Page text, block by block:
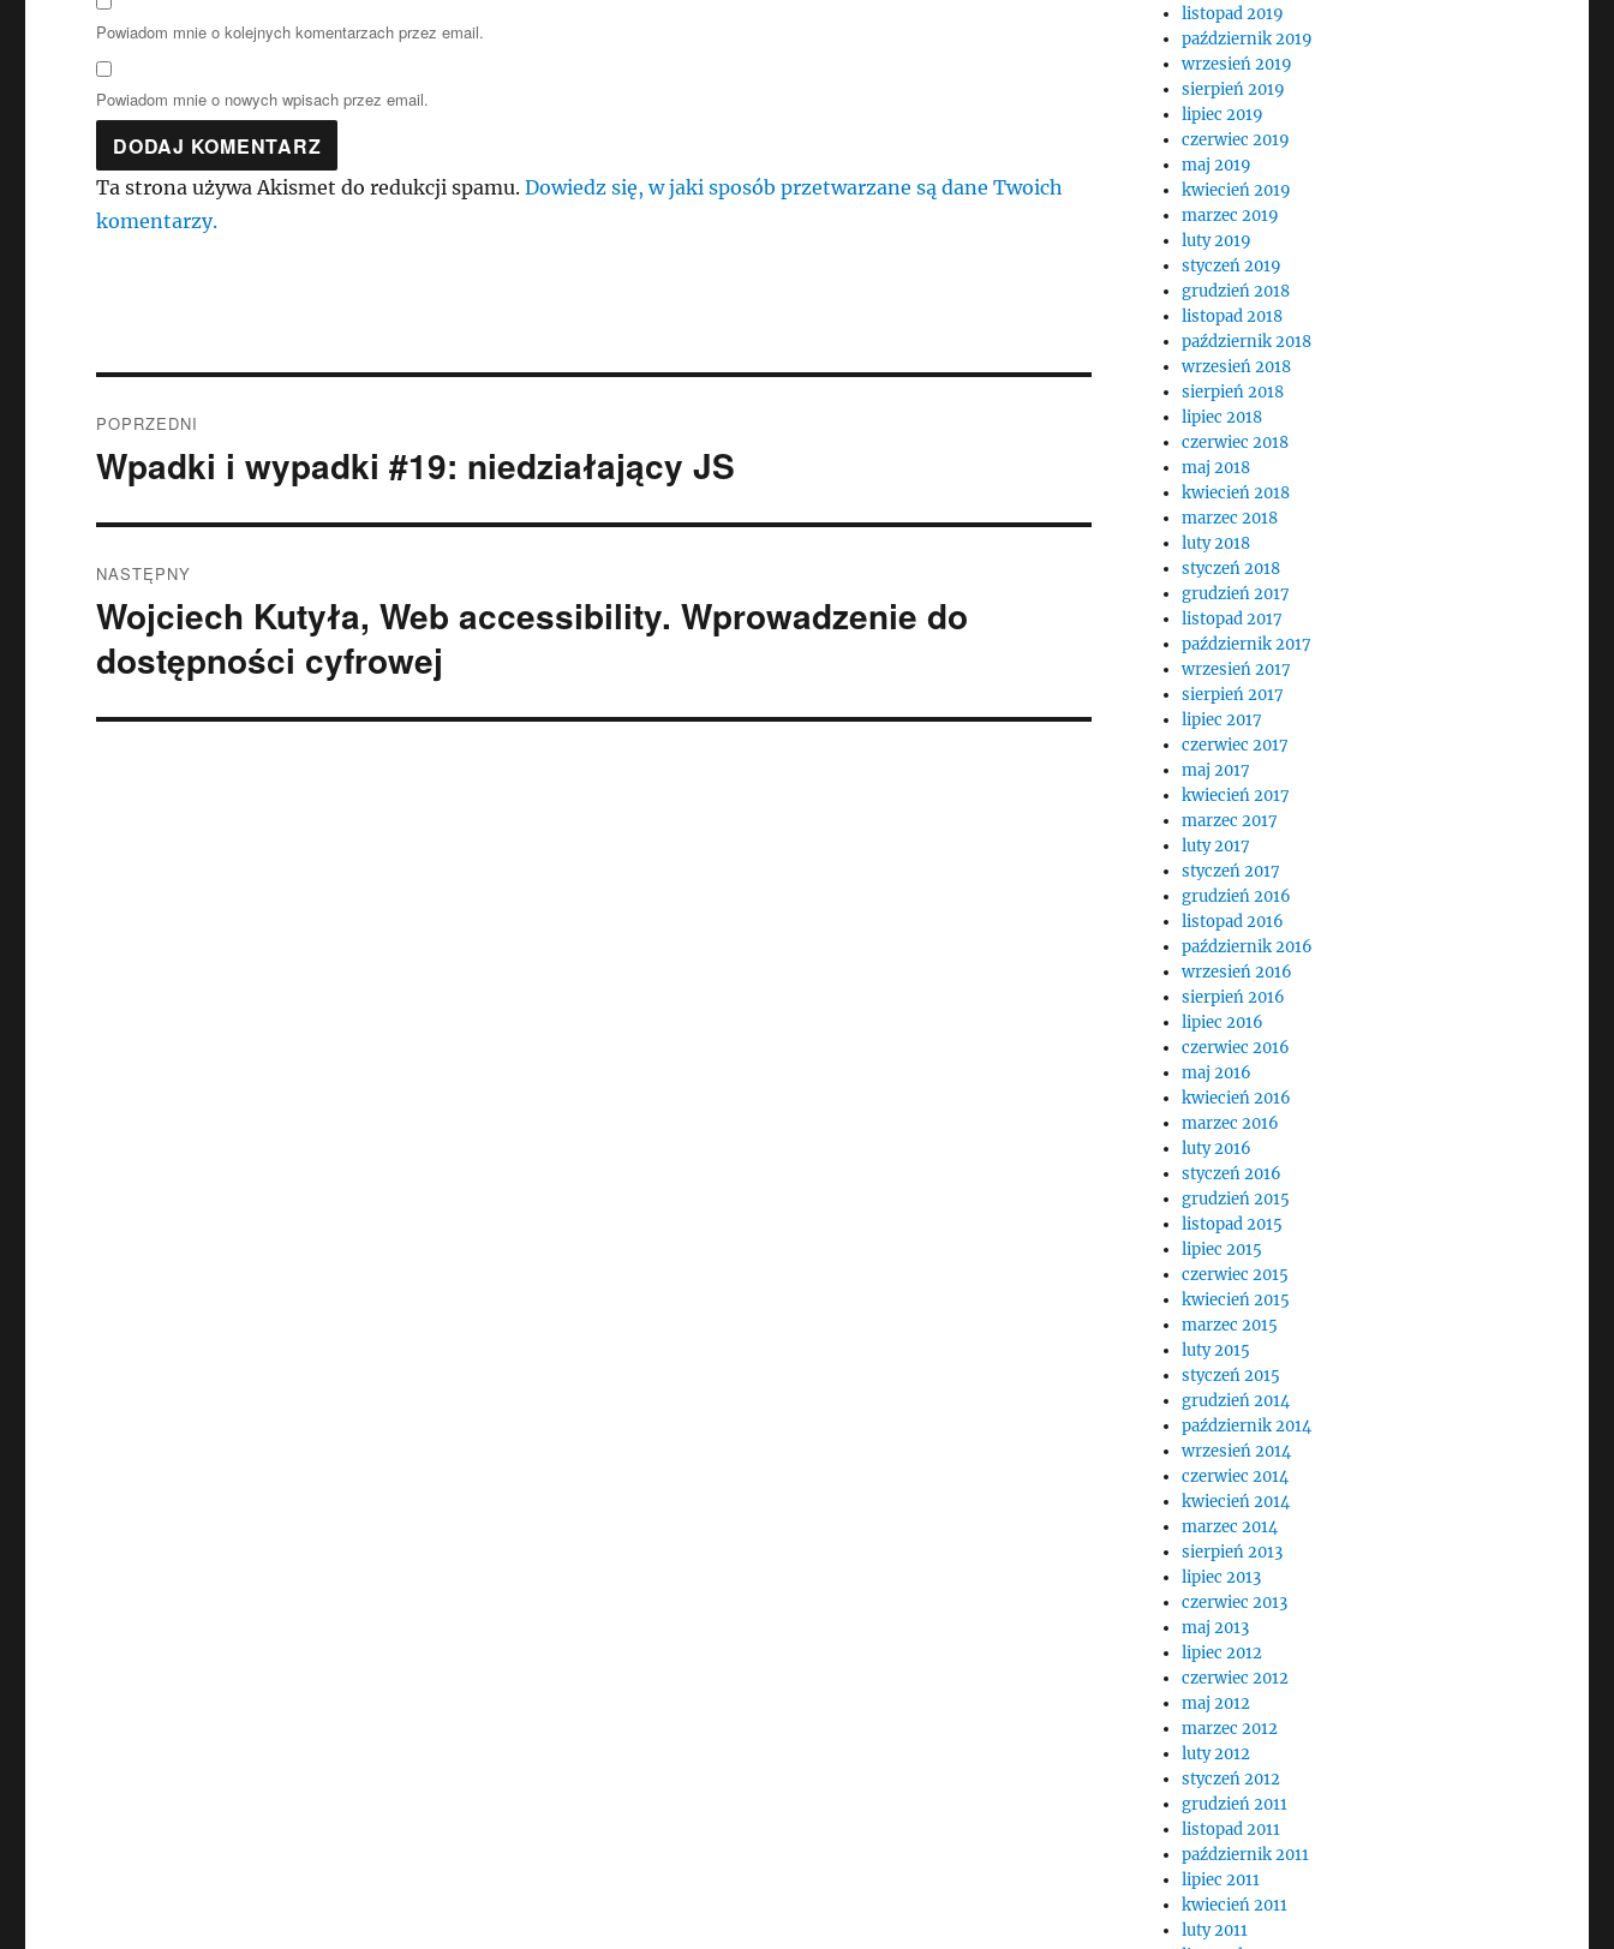
Powiadom mnie o kolejnych komentarzach przez email.
Powiadom mnie o nowych wpisach przez email.
Ta strona używa Akismet do redukcji spamu.Dowiedz się, w jaki sposób przetwarzane są dane Twoich
komentarzy.
wpisu
POPRZEDNI
Poprzedni
wpis:
Wpadki i wypadki #19: niedziałający JS
NASTĘPNY
Następny
wpis:
Wojciech Kutyła, Web accessibility. Wprowadzenie do
dostępności cyfrowej
listopad 2019
październik 2019
wrzesień 2019
sierpień 2019
lipiec 2019
czerwiec 2019
maj 2019
kwiecień 2019
marzec 2019
luty 2019
styczeń 2019
grudzień 2018
listopad 2018
październik 2018
wrzesień 2018
sierpień 2018
lipiec 2018
czerwiec 2018
maj 2018
kwiecień 2018
marzec 2018
luty 2018
styczeń 2018
grudzień 2017
listopad 2017
październik 2017
wrzesień 2017
sierpień 2017
lipiec 2017
czerwiec 2017
maj 2017
kwiecień 2017
marzec 2017
luty 2017
styczeń 2017
grudzień 2016
listopad 2016
październik 2016
wrzesień 2016
sierpień 2016
lipiec 2016
czerwiec 2016
maj 2016
kwiecień 2016
marzec 2016
luty 2016
styczeń 2016
grudzień 2015
listopad 2015
lipiec 2015
czerwiec 2015
kwiecień 2015
marzec 2015
luty 2015
styczeń 2015
grudzień 2014
październik 2014
wrzesień 2014
czerwiec 2014
kwiecień 2014
marzec 2014
sierpień 2013
lipiec 2013
czerwiec 2013
maj 2013
lipiec 2012
czerwiec 2012
maj 2012
marzec 2012
luty 2012
styczeń 2012
grudzień 2011
listopad 2011
październik 2011
lipiec 2011
kwiecień 2011
luty 2011